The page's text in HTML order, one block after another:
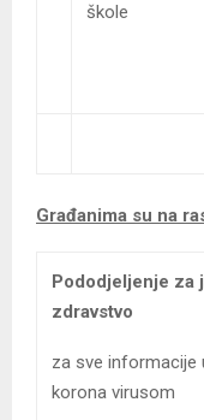
škole
Građanima su na
Pododjeljenje za
zdravstvo
za sve informacije
korona virusom